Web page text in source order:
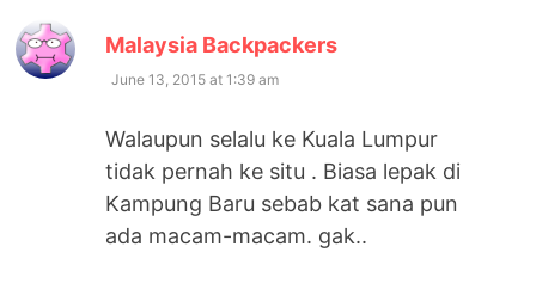
Malaysia Backpackers
June 13, 2015 at 1:39 am
Walaupun selalu ke Kuala Lumpur
tidak pernah ke situ . Biasa lepak di
Kampung Baru sebab kat sana pun
ada macam-macam. gak..